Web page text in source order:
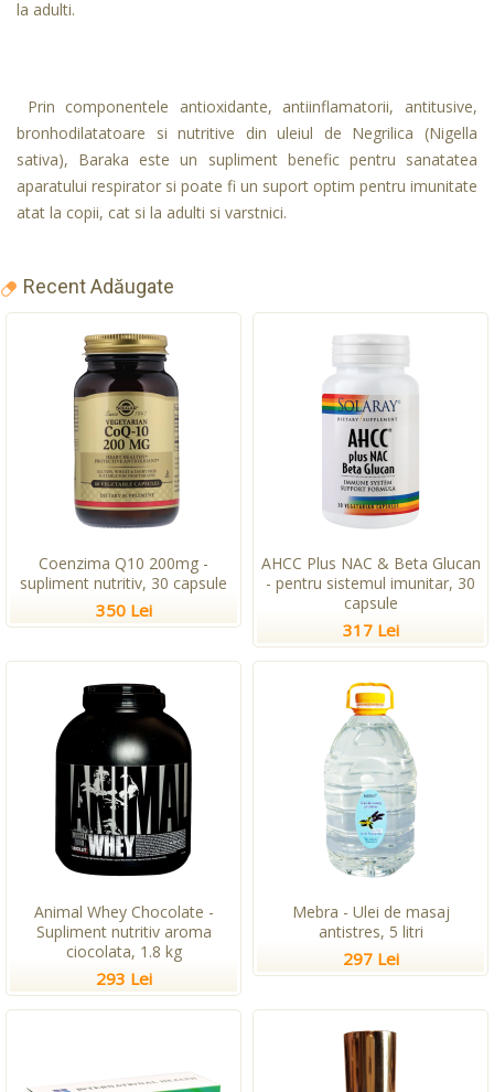
la adulti.
Prin componentele antioxidante, antiinflamatorii, antitusive,
bronhodilatatoare si nutritive din uleiul de Negrilica (Nigella
sativa), Baraka este un supliment benefic pentru sanatatea
aparatului respirator si poate fi un suport optim pentru imunitate
atat la copii, cat si la adulti si varstnici.
Recent Adăugate
Coenzima Q10 200mg -
supliment nutritiv, 30 capsule
350 Lei
AHCC Plus NAC & Beta Glucan
- pentru sistemul imunitar, 30
capsule
317 Lei
Animal Whey Chocolate -
Supliment nutritiv aroma
ciocolata, 1.8 kg
293 Lei
Mebra - Ulei de masaj
antistres, 5 litri
297 Lei